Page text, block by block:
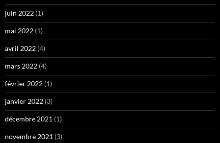
juin 2022 (1)
mai 2022 (1)
avril 2022 (4)
mars 2022 (4)
février 2022 (1)
janvier 2022 (3)
décembre 2021 (1)
novembre 2021 (3)